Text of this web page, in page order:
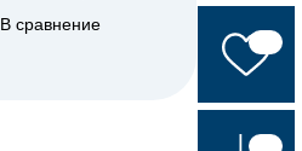
В сравнение